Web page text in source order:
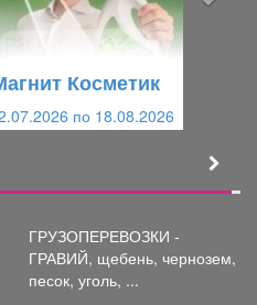
Косметик
по 18.08.2026
ГРУЗОПЕРЕВОЗКИ -
ГРАВИЙ, щебень, чернозем,
песок, уголь, ...